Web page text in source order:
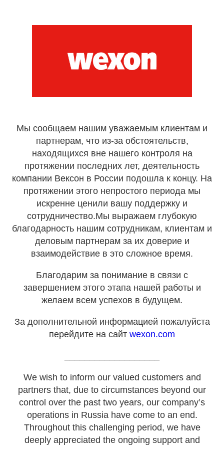
Мы сообщаем нашим уважаемым клиентам и
партнерам, что из-за обстоятельств,
находящихся вне нашего контроля на
протяжении последних лет, деятельность
компании Вексон в России подошла к концу. На
протяжении этого непростого периода мы
искренне ценили вашу поддержку и
сотрудничество.Мы выражаем глубокую
благодарность нашим сотрудникам, клиентам и
деловым партнерам за их доверие и
взаимодействие в это сложное время.
Благодарим за понимание в связи с
завершением этого этапа нашей работы и
желаем всем успехов в будущем.
За дополнительной информацией пожалуйста
перейдите на сайт wexon.com
We wish to inform our valued customers and
partners that, due to circumstances beyond our
control over the past two years, our company’s
operations in Russia have come to an end.
Throughout this challenging period, we have
deeply appreciated the ongoing support and